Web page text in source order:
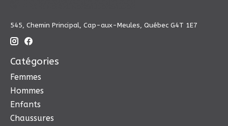
545, Chemin Principal, Cap-aux-Meules, Québec G4T 1E7
Catégories
Femmes
Hommes
Enfants
Chaussures